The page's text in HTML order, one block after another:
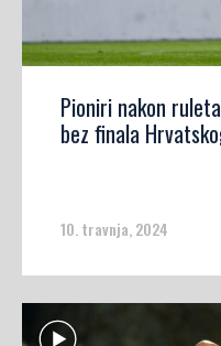
Pioniri nakon
bez finala
10. travnja, 2024